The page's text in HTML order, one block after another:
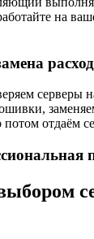
на
серверы
потом отдаём